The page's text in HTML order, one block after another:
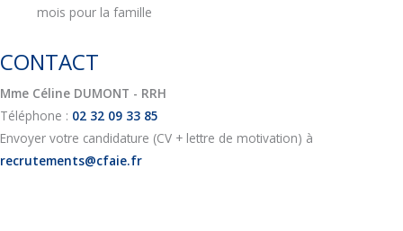
mois pour la famille
CONTACT
Mme Céline DUMONT - RRH
Téléphone : 02 32 09 33 85
Envoyer votre candidature (CV + lettre de motivation) à
recrutements@cfaie.fr